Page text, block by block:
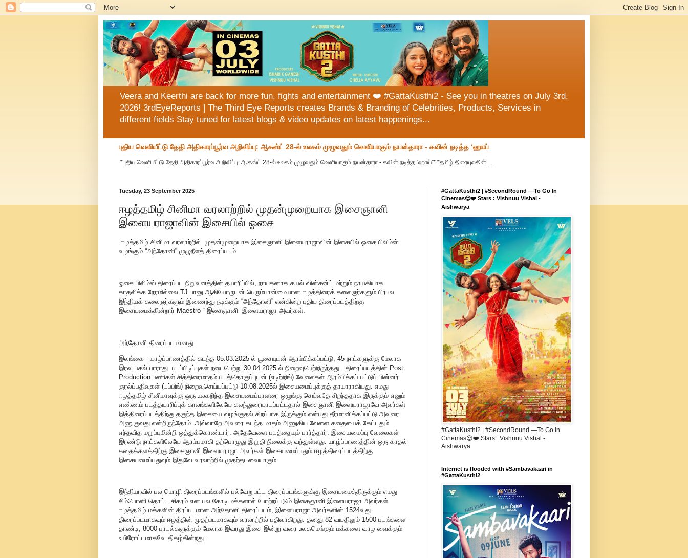
Veera and Keerthi are back for more fun, fights and entertainment ❤️ #GattaKusthi2 - See you in theatres on July 3rd,
2026! 3rdEyeReports | The Third Eye Reports creates Brands & Branding of Celebrities, Products, Services in
different fields Stay tuned for latest blogs & video updates on latest happenings...
புதிய வெளியீட்டு தேதி அதிகாரப்பூர்வ அறிவிப்பு: ஆகஸ்ட் 28-ல் உலகம் முழுவதும் வெளியாகும் நயன்தாரா - கவின் நடித்த ‘ஹாய்
*புதிய வெளியீட்டு தேதி அதிகாரப்பூர்வ அறிவிப்பு: ஆகஸ்ட் 28-ல் உலகம் முழுவதும் வெளியாகும் நயன்தாரா - கவின் நடித்த ‘ஹாய்’* *தமிழ் திரையுலகின் ...
Tuesday, 23 September 2025
ஈழத்தமிழ் சினிமா வரலாற்றில் முதன்முறையாக இசைஞானி
இளையராஜாவின் இசையில் ஓசை
ஈழத்தமிழ் சினிமா வரலாற்றில் முதன்முறையாக இசைஞானி இளையராஜாவின் இசையில் ஓசை பிலிம்ஸ்
வழங்கும் “அந்தோனி” முழுநீளத் திரைப்படம்.
ஓசை பிலிம்ஸ் திரைப்பட நிறுவனத்தின் தயாரிப்பில், நாயகனாக கயல் வின்சன்ட் மற்றும் நாயகியாக
காதலிக்க நேரமில்லை TJ.பானு ஆகியோருடன் பெரும்பான்மையான ஈழத்திரைக் கலைஞர்களும் பிரபல
இந்தியக் கலைஞர்களும் இணைந்து நடிக்கும் “அந்தோனி” என்கின்ற புதிய திரைப்படத்திற்கு
இசையமைக்கின்றார் Maestro “ இசைஞானி” இளையராஜா அவர்கள்.
அந்தோனி திரைப்படமானது
இலங்கை - யாழ்ப்பாணத்தில் கடந்த 05.03.2025 ல் பூசையுடன் ஆரம்பிக்கப்பட்டு, 45 நாட்களுக்கு மேலாக
இரவு பகல் பாராது படப்பிடிப்புகள் நடைபெற்று 30.04.2025 ல் நிறைவுபெற்றிருந்தது. திரைப்படத்தின் Post
Production பணிகள் சித்திரைமாதம் படத்தொகுப்புடன் (எடிற்றிங்) வேலைகள் ஆரம்பிக்கப் பட்டுப் பின்னர்
குரல்ப்பதிவுகள் (டப்பிங்) நிறைவுசெய்யப்பட்டு 10.08.2025ல் இசையமைப்புக்குத் தாயாராகியது. எமது
ஈழத்தமிழ் சினிமாவுக்கு ஒரு உலகறிந்த இசையமைப்பாளரை ஒழுங்கு செய்வதே சிறந்ததாக இருக்கும் எனும்
எண்ணம் படத்தயாரிப்புக் காலங்களிலேயே கலந்துரையாடப்பட்டதால் இசைஞானி இளையராஜாவே அவர்கள்
இத்திரைப்படத்திற்கு தகுந்த இசையை வழங்குதல் சிறப்பாக இருக்கும் என்பது தீர்மானிக்கப்பட்டு அவரை
அணுகுவது என்றிருந்தோம். அவ்வாறே அவரை கடந்த மாதம் அணுகிய வேளை கதையைக் கேட்டதும்
எந்தவித மறுப்புமின்றி ஒத்துக்கொண்டார். அதேவேளை படத்தையும் பார்த்தார். இசையமைப்பு வேலைகள்
இரண்டு நாட்களிலேயே ஆரம்பமாகி தற்பொழுது இறுதி நிலைக்கு வந்துள்ளது. யாழ்ப்பாணத்தின் ஒரு காதல்
கதைக்களத்திற்கு இசைஞானி இளையராஜா அவர்கள் இசையமைப்பதும் ஈழத்திரைப்படத்திற்கு
இசையமைப்பதுவும் இதுவே வரலாற்றில் முதற்தடவையாகும்.
இந்தியாவில் பல மொழி திரைப்படங்களில் பல்வேறுபட்ட திரைப்படங்களுக்கு இசையமைத்திருக்கும் எமது
சிம்பொனி தொட்ட சிகரம் என பல கோடி மக்களால் போற்றப்படும் இசைஞானி இளையராஜா அவர்கள்
ஈழத்தமிழ் மக்களின் திரப்படமான அந்தோனி திரைப்படம், இளையராஜா அவர்களின் 1524வது
திரைப்படமாகவும் ஈழத்தின் முதற்படமாகவும் வரலாற்றில் பதிவாகிறது. தனது 82 வயதிலும் 1500 படங்களை
தாண்டி, 8000 பாடல்களுக்கும் மேலாக இவரது இசை இன்று வரை உலகமெங்கும் மக்களை வாழ வைக்கும்
உயிரோட்டமாகவே திகழ்கின்றது.
#GattaKusthi2 | #SecondRound —To Go In
Cinemas😍❤️ Stars : Vishnuu Vishal -
Aishwarya
#GattaKusthi2 | #SecondRound —To Go In
Cinemas😍❤️ Stars : Vishnuu Vishal -
Aishwarya
Internet is flooded with #Sambavakaari in
#GattaKusthi2